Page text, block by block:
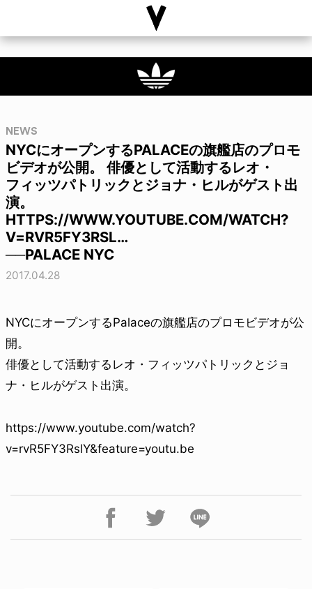
NEWS
NYCにオープンするPALACEの旗艦店のプロモ
ビデオが公開。 俳優として活動するレオ・
フィッツパトリックとジョナ・ヒルがゲスト出
演。
HTTPS://WWW.YOUTUBE.COM/WATCH?
V=RVR5FY3RSL…
──PALACE NYC
2017.04.28
NYCにオープンするPalaceの旗艦店のプロモビデオが公
開。
俳優として活動するレオ・フィッツパトリックとジョ
ナ・ヒルがゲスト出演。
https://www.youtube.com/watch?
v=rvR5FY3RslY&feature=youtu.be